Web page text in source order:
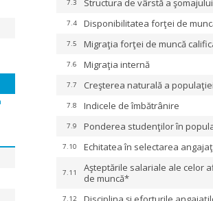
7.3 Structura de vârstă a
7.4 Disponibilitatea forţei de
7.5 Migraţia forţei de muncă
7.6 Migraţia internă
7.7 Creşterea naturală a populaţiei
7.8 Indicele de îmbătrânire
7.9 Ponderea studenţilor în
7.10 Echitatea în selectarea
7.11
Aşteptările salariale ale celor
de muncă*
7.12